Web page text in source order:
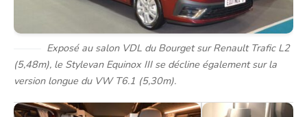
Exposé au salon VDL du Bourget sur Renault Trafic L2
(5,48m), le Stylevan Equinox III se décline également sur la
version longue du VW T6.1 (5,30m).